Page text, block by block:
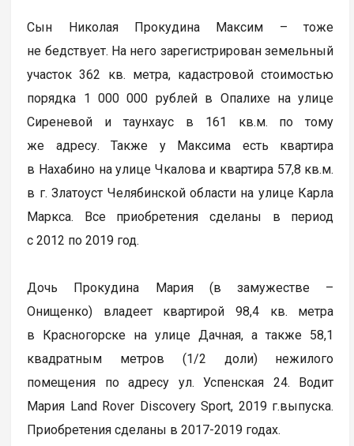
Сын Николая Прокудина Максим – тоже
не бедствует. На него зарегистрирован земельный
участок 362 кв. метра, кадастровой стоимостью
порядка 1 000 000 рублей в Опалихе на улице
Сиреневой и таунхаус в 161 кв.м. по тому
же адресу. Также у Максима есть квартира
в Нахабино на улице Чкалова и квартира 57,8 кв.м.
в г. Златоуст Челябинской области на улице Карла
Маркса. Все приобретения сделаны в период
с 2012 по 2019 год.
Дочь Прокудина Мария (в замужестве –
Онищенко) владеет квартирой 98,4 кв. метра
в Красногорске на улице Дачная, а также 58,1
квадратным метров (1/2 доли) нежилого
помещения по адресу ул. Успенская 24. Водит
Мария Land Rover Discovery Sport, 2019 г.выпуска.
Приобретения сделаны в 2017-2019 годах.